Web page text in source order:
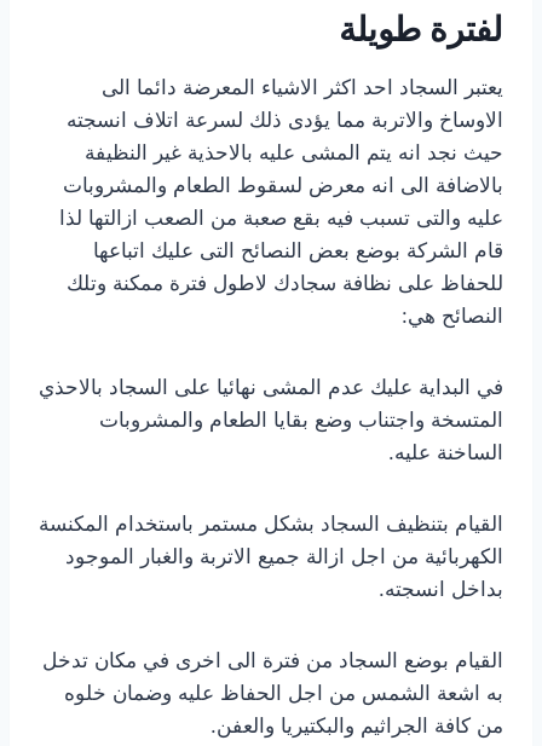
لفترة طويلة
يعتبر السجاد احد اكثر الاشياء المعرضة دائما الى
الاوساخ والاتربة مما يؤدى ذلك لسرعة اتلاف انسجته
حيث نجد انه يتم المشى عليه بالاحذية غير النظيفة
بالاضافة الى انه معرض لسقوط الطعام والمشروبات
عليه والتى تسبب فيه بقع صعبة من الصعب ازالتها لذا
قام الشركة بوضع بعض النصائح التى عليك اتباعها
للحفاظ على نظافة سجادك لاطول فترة ممكنة وتلك
النصائح هي:
في البداية عليك عدم المشى نهائيا على السجاد بالاحذي
المتسخة واجتناب وضع بقايا الطعام والمشروبات
الساخنة عليه.
القيام بتنظيف السجاد بشكل مستمر باستخدام المكنسة
الكهربائية من اجل ازالة جميع الاتربة والغبار الموجود
بداخل انسجته.
القيام بوضع السجاد من فترة الى اخرى في مكان تدخل
به اشعة الشمس من اجل الحفاظ عليه وضمان خلوه
من كافة الجراثيم والبكتيريا والعفن.